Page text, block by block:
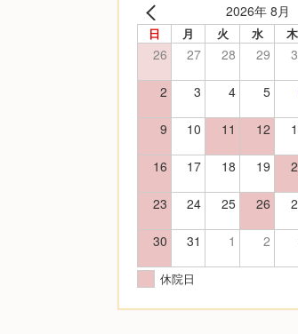
2026年 8月
日 月 火 水 木
26 27 28 29
2 3 4 5
9 10 11 12
16 17 18 19
23 24 25 26
30 31 1 2
休院日